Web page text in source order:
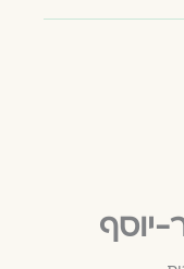
יוסף